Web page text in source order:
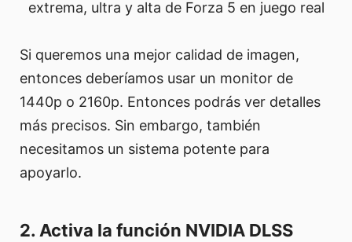
extrema, ultra y alta de Forza 5 en juego real
Si queremos una mejor calidad de imagen,
entonces deberíamos usar un monitor de
1440p o 2160p. Entonces podrás ver detalles
más precisos. Sin embargo, también
necesitamos un sistema potente para
apoyarlo.
2. Activa la función NVIDIA DLSS